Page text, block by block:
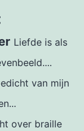
Liefde is als
van mijn
over braille